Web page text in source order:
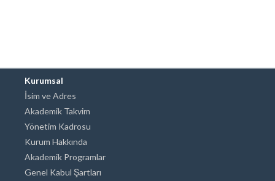
Kurumsal
İsim ve Adres
Akademik Takvim
Yönetim Kadrosu
Kurum Hakkında
Akademik Programlar
Genel Kabul Şartları